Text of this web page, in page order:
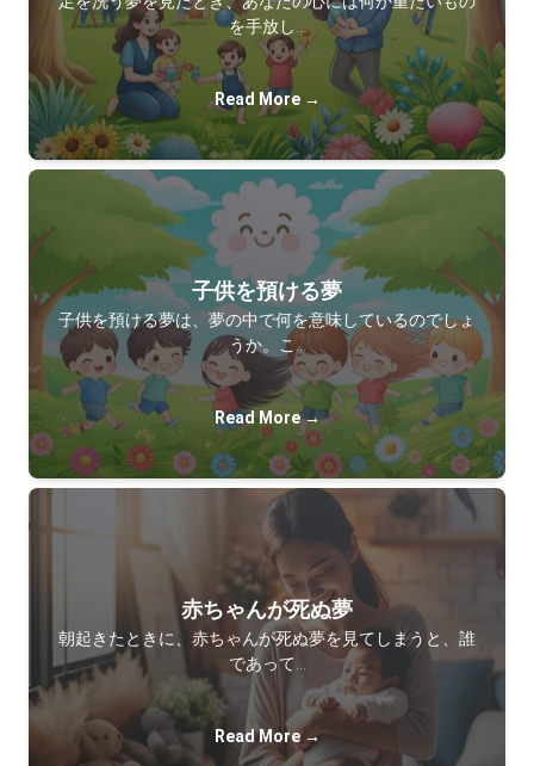
を手放し…
Read More →
子供を預ける夢
子供を預ける夢は、夢の中で何を意味しているのでしょ
うか。こ…
Read More →
赤ちゃんが死ぬ夢
朝起きたときに、赤ちゃんが死ぬ夢を見てしまうと、誰
であって…
Read More →